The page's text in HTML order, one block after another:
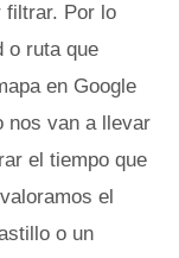
filtrar. Por lo
o ruta que
en Google
nos van a llevar
el tiempo que
el
o un